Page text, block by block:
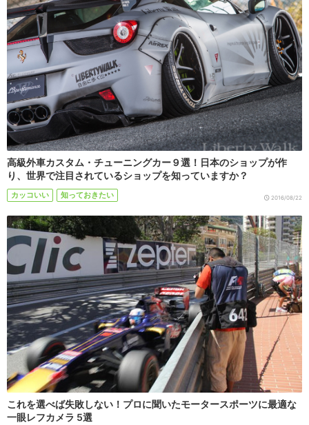
高級外車カスタム・チューニングカー９選！日本のショップが作
り、世界で注目されているショップを知っていますか？
カッコいい 知っておきたい 2016/08/22
これを選べば失敗しない！プロに聞いたモータースポーツに最適な
一眼レフカメラ 5選